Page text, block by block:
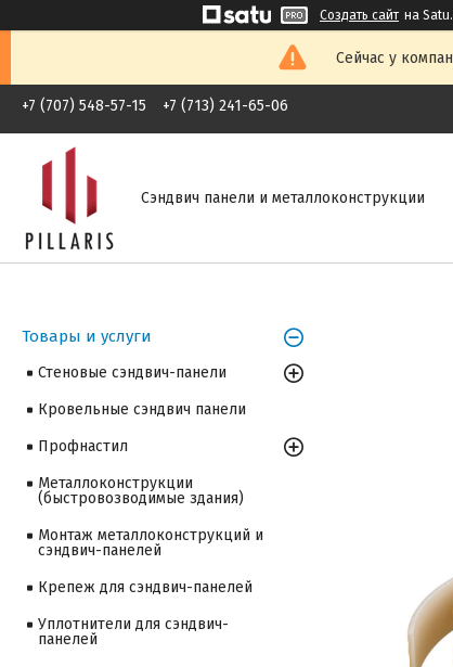
Создать сайт на
Сейчас у
+7 (707) 548-57-15 +7 (713) 241-65-06
Сэндвич панели и металлоконструкции
Товары и услуги
Стеновые сэндвич-панели
Кровельные сэндвич панели
Профнастил
Металлоконструкции
(быстровозводимые здания)
Монтаж металлоконструкций и
сэндвич-панелей
Крепеж для сэндвич-панелей
Уплотнители для сэндвич-
панелей